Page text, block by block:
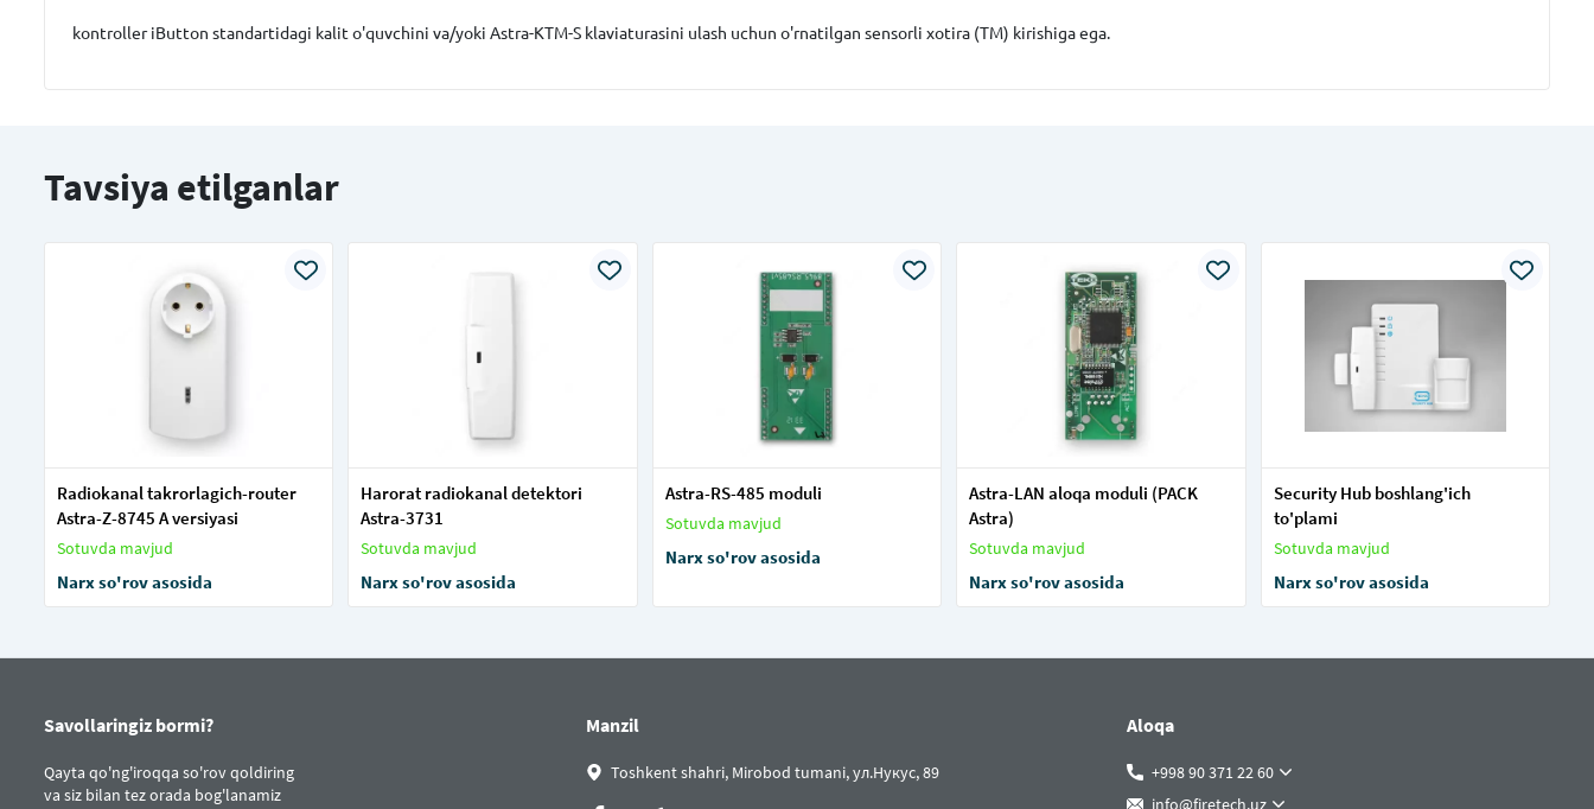
kontroller iButton standartidagi kalit o'quvchini va/yoki Astra-KTM-S klaviaturasini ulash uchun o'rnatilgan sensorli xotira (TM) kirishiga ega.
Tavsiya etilganlar
Radiokanal takrorlagich-router
Astra-Z-8745 A versiyasi
Sotuvda mavjud
Narx so'rov asosida
Harorat radiokanal detektori
Astra-3731
Sotuvda mavjud
Narx so'rov asosida
Astra-RS-485 moduli
Sotuvda mavjud
Narx so'rov asosida
Astra-LAN aloqa moduli (PACK
Astra)
Sotuvda mavjud
Narx so'rov asosida
Security Hub boshlang'ich
to'plami
Sotuvda mavjud
Narx so'rov asosida
Savollaringiz bormi?
Qayta qo'ng'iroqqa so'rov qoldiring
va siz bilan tez orada bog'lanamiz
Manzil
Toshkent shahri, Mirobod tumani, ул.Нукус, 89
Aloqa
+998 90 371 22 60
info@firetech.uz